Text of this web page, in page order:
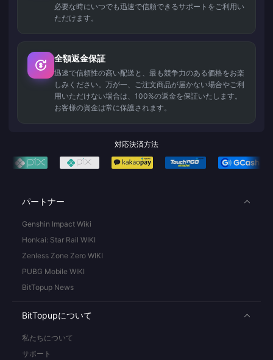
必要な時にいつでも迅速で信頼できるサポートをご利用い
ただけます。
全額返金保証
迅速で信頼性の高い配送と、最も競争力のある価格をお楽
しみください。万が一、ご注文商品が届かない場合やご利
用いただけない場合は、100%の返金を保証いたします。
お客様の資金は常に保護されます。
対応決済方法
パートナー
Genshin Impact Wiki
Honkai: Star Rail WIKI
Zenless Zone Zero WIKI
PUBG Mobile WIKI
BitTopup News
BitTopupについて
私たちについて
サポート